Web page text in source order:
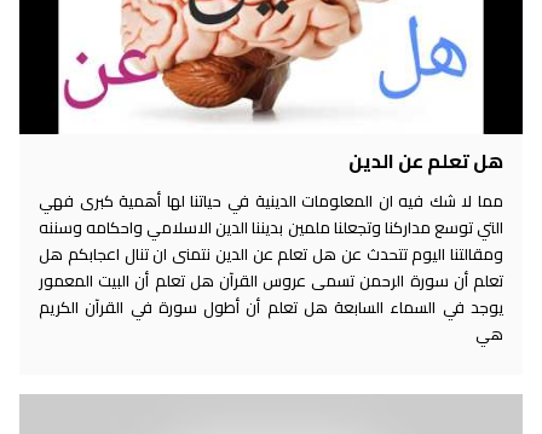
هل تعلم عن الدين
مما لا شك فيه ان المعلومات الدينية في حياتنا لها أهمية كبرى فهي
التي توسع مداركنا وتجعلنا ملمين بديننا الدين الاسلامي واحكامه وسننه
ومقالتنا اليوم تتحدث عن هل تعلم عن الدين نتمنى ان تنال اعجابكم هل
تعلم أن سورة الرحمن تسمى عروس القرآن هل تعلم أن البيت المعمور
يوجد في السماء السابعة هل تعلم أن أطول سورة في القرآن الكريم
هي